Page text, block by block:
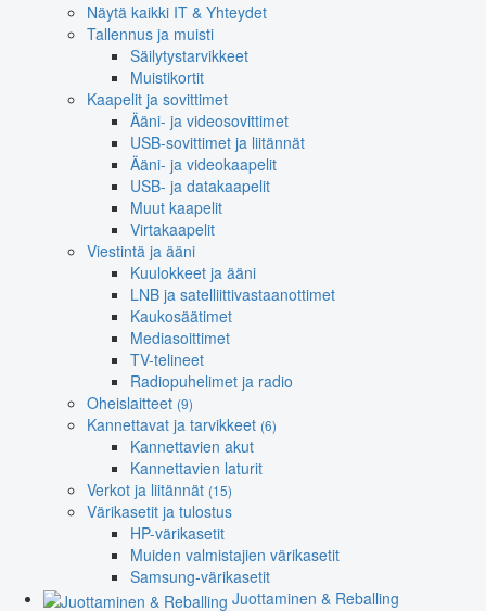
Näytä kaikki IT & Yhteydet
Tallennus ja muisti
Säilytystarvikkeet
Muistikortit
Kaapelit ja sovittimet
Ääni- ja videosovittimet
USB-sovittimet ja liitännät
Ääni- ja videokaapelit
USB- ja datakaapelit
Muut kaapelit
Virtakaapelit
Viestintä ja ääni
Kuulokkeet ja ääni
LNB ja satelliittivastaanottimet
Kaukosäätimet
Mediasoittimet
TV-telineet
Radiopuhelimet ja radio
Oheislaitteet (9)
Kannettavat ja tarvikkeet (6)
Kannettavien akut
Kannettavien laturit
Verkot ja liitännät (15)
Värikasetit ja tulostus
HP-värikasetit
Muiden valmistajien värikasetit
Samsung-värikasetit
Juottaminen & Reballing